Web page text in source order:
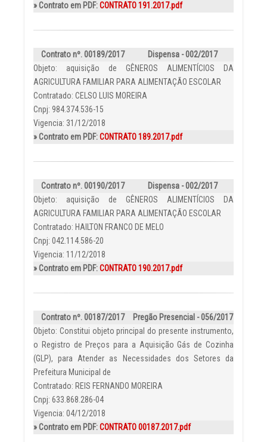
» Contrato em PDF:CONTRATO 191.2017.pdf
Contrato nº. 00189/2017
Dispensa - 002/2017
Objeto: aquisição de GÊNEROS ALIMENTÍCIOS DA
AGRICULTURA FAMILIAR PARA ALIMENTAÇÃO ESCOLAR
Contratado: CELSO LUIS MOREIRA
Cnpj: 984.374.536-15
Vigencia: 31/12/2018
» Contrato em PDF:CONTRATO 189.2017.pdf
Contrato nº. 00190/2017
Dispensa - 002/2017
Objeto: aquisição de GÊNEROS ALIMENTÍCIOS DA
AGRICULTURA FAMILIAR PARA ALIMENTAÇÃO ESCOLAR
Contratado: HAILTON FRANCO DE MELO
Cnpj: 042.114.586-20
Vigencia: 11/12/2018
» Contrato em PDF:CONTRATO 190.2017.pdf
Contrato nº. 00187/2017
Pregão Presencial - 056/2017
Objeto: Constitui objeto principal do presente instrumento,
o Registro de Preços para a Aquisição Gás de Cozinha
(GLP), para Atender as Necessidades dos Setores da
Prefeitura Municipal de
Contratado: REIS FERNANDO MOREIRA
Cnpj: 633.868.286-04
Vigencia: 04/12/2018
» Contrato em PDF:CONTRATO 00187.2017.pdf